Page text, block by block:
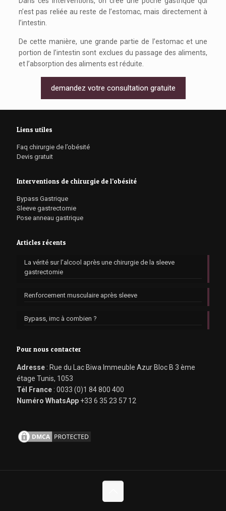
n’est pas reliée au reste de l’estomac, mais directement à
l’intestin.
De cette manière, une grande partie de l’estomac et une
portion de l’intestin sont exclues du passage des aliments,
et l’absorption des aliments est réduite.
demandez votre consultation gratuite
Liens utiles
Faq chirurgie de l’obésité
Devis gratuit
Interventions de chirurgie de l’obésité
Bypass Gastrique
Sleeve gastrectomie
Pose anneau gastrique
Articles récents
La vérité sur l’alcool après une chirurgie de la sleeve
gastrectomie
Renforcement musculaire après sleeve
Bypass, imc à combien ?
Pour nous contacter
Adresse : Rue du Lac Biwa Immeuble Azur Bloc B 3 ème
étage Tunis, 1053
Tél France : 0033 (0)1 84 800 400
Numéro WhatsApp +33 6 35 23 57 12